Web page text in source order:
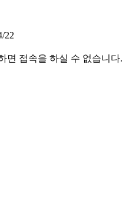
22
면 접속을 하실 수 없습니다.